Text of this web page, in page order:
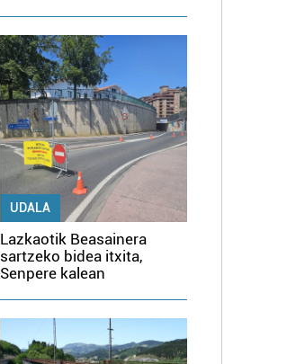
UDALA
Lazkaotik Beasainera
sartzeko bidea itxita,
Senpere kalean